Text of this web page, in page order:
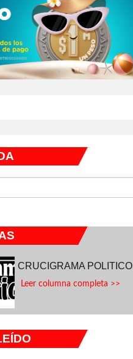
CRUCIGRAMA POLITICO
Leer columna completa >>